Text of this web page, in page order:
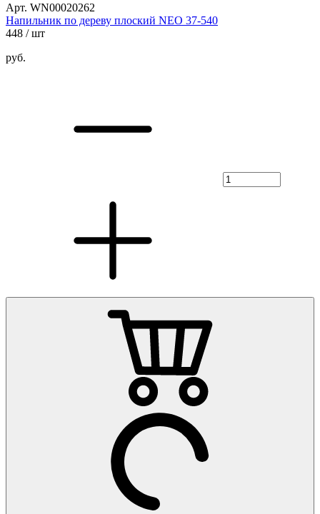
Арт. WN00020262
Напильник по дереву плоский NEO 37-540
448 / шт
руб.